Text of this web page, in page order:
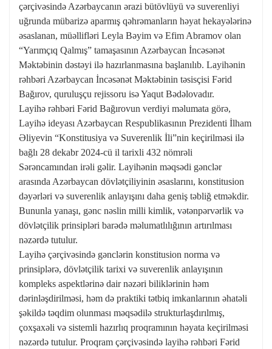
çərçivəsində Azərbaycanın ərazi bütövlüyü və suverenliyi
uğrunda mübarizə aparmış qəhrəmanların həyat hekayələrinə
əsaslanan, müəllifləri Leyla Bəyim və Efim Abramov olan
“Yarımçıq Qalmış” tamaşasının Azərbaycan İncəsənət
Məktəbinin dəstəyi ilə hazırlanmasına başlanılıb. Layihənin
rəhbəri Azərbaycan İncəsənət Məktəbinin təsisçisi Fərid
Bağırov, quruluşçu rejissoru isə Yaqut Bədəlovadır.
Layihə rəhbəri Fərid Bağırovun verdiyi məlumata görə,
Layihə ideyası Azərbaycan Respublikasının Prezidenti İlham
Əliyevin “Konstitusiya və Suverenlik İli”nin keçirilməsi ilə
bağlı 28 dekabr 2024-cü il tarixli 432 nömrəli
Sərəncamından irəli gəlir. Layihənin məqsədi gənclər
arasında Azərbaycan dövlətçiliyinin əsaslarını, konstitusion
dəyərləri və suverenlik anlayışını daha geniş təbliğ etməkdir.
Bununla yanaşı, gənc nəslin milli kimlik, vətənpərvərlik və
dövlətçilik prinsipləri barədə məlumatlılığının artırılması
nəzərdə tutulur.
Layihə çərçivəsində gənclərin konstitusion norma və
prinsiplərə, dövlətçilik tarixi və suverenlik anlayışının
kompleks aspektlərinə dair nəzəri biliklərinin həm
dərinləşdirilməsi, həm də praktiki tətbiq imkanlarının əhatəli
şəkildə təqdim olunması məqsədilə strukturlaşdırılmış,
çoxşaxəli və sistemli hazırlıq proqramının həyata keçirilməsi
nəzərdə tutulur. Proqram çərçivəsində layihə rəhbəri Fərid